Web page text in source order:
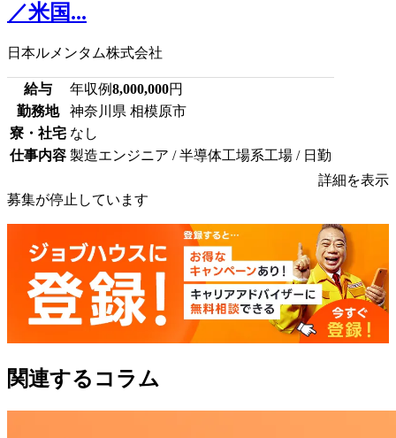
／米国...
日本ルメンタム株式会社
給与 年収例8,000,000円
勤務地
神奈川県 相模原市
寮・社宅 なし
仕事内容 製造エンジニア / 半導体工場系工場 / 日勤
詳細を表示
募集が停止しています
関連するコラム